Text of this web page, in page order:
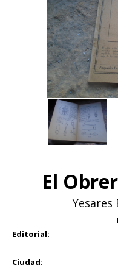
El
Yesares
Editorial:
Ciudad: